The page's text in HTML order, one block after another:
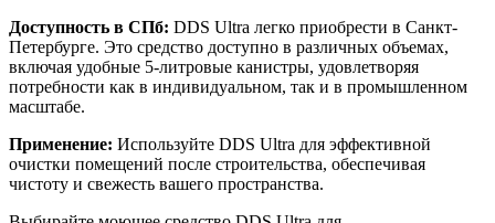
Доступность в СПб: DDS Ultra легко приобрести в Санкт-
Петербурге. Это средство доступно в различных объемах,
включая удобные 5-литровые канистры, удовлетворяя
потребности как в индивидуальном, так и в промышленном
масштабе.
Применение: Используйте DDS Ultra для эффективной
очистки помещений после строительства, обеспечивая
чистоту и свежесть вашего пространства.